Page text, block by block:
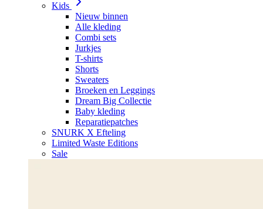
Kids
Nieuw binnen
Alle kleding
Combi sets
Jurkjes
T-shirts
Shorts
Sweaters
Broeken en Leggings
Dream Big Collectie
Baby kleding
Reparatiepatches
SNURK X Efteling
Limited Waste Editions
Sale